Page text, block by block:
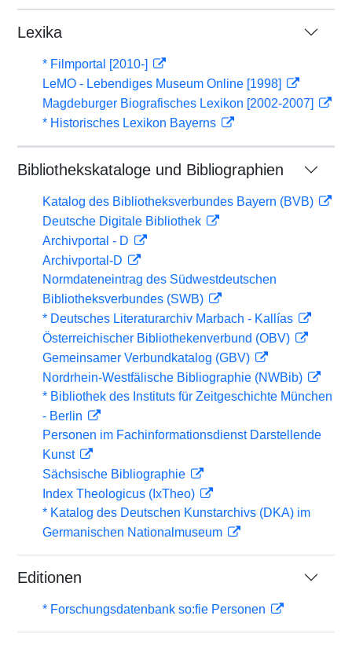
Lexika
* Filmportal [2010-]
LeMO - Lebendiges Museum Online [1998]
Magdeburger Biografisches Lexikon [2002-2007]
* Historisches Lexikon Bayerns
Bibliothekskataloge und Bibliographien
Katalog des Bibliotheksverbundes Bayern (BVB)
Deutsche Digitale Bibliothek
Archivportal - D
Archivportal-D
Normdateneintrag des Südwestdeutschen
Bibliotheksverbundes (SWB)
* Deutsches Literaturarchiv Marbach - Kallías
Österreichischer Bibliothekenverbund (OBV)
Gemeinsamer Verbundkatalog (GBV)
Nordrhein-Westfälische Bibliographie (NWBib)
* Bibliothek des Instituts für Zeitgeschichte München
- Berlin
Personen im Fachinformationsdienst Darstellende
Kunst
Sächsische Bibliographie
Index Theologicus (IxTheo)
* Katalog des Deutschen Kunstarchivs (DKA) im
Germanischen Nationalmuseum
Editionen
* Forschungsdatenbank so:fie Personen